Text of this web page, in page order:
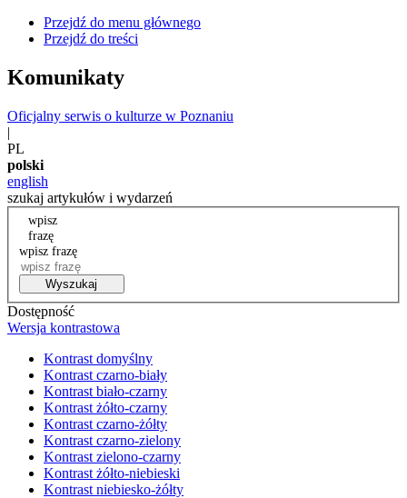
Przejdź do menu głównego
Przejdź do treści
Komunikaty
Oficjalny serwis o kulturze w Poznaniu
|
PL
polski
english
szukaj artykułów i wydarzeń
wpisz
frazę
wpisz frazę
Wyszukaj
Dostępność
Wersja kontrastowa
Kontrast domyślny
Kontrast czarno-biały
Kontrast biało-czarny
Kontrast żółto-czarny
Kontrast czarno-żółty
Kontrast czarno-zielony
Kontrast zielono-czarny
Kontrast żółto-niebieski
Kontrast niebiesko-żółty